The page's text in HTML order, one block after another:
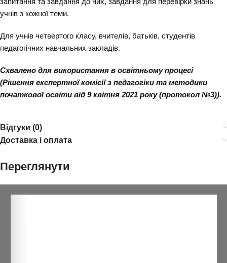
учнів з кожної теми.
Для учнів четвертого класу, вчителів, батьків, студентів
педагогічних навчальних закладів.
Схвалено для використання в освітньому процесі
(Рішення експертної комісії з педагогіки та методики
початкової освіти від 9 квітня 2021 року (протокол №3)).
Відгуки (0)
Доставка і оплата
Переглянути